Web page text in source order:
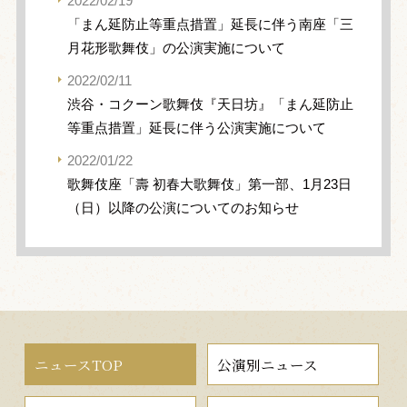
「まん延防止等重点措置」延長に伴う南座「三
月花形歌舞伎」の公演実施について
2022/02/11
渋谷・コクーン歌舞伎『天日坊』「まん延防止
等重点措置」延長に伴う公演実施について
2022/01/22
歌舞伎座「壽 初春大歌舞伎」第一部、1月23日
（日）以降の公演についてのお知らせ
ニュースTOP 公演別ニュース